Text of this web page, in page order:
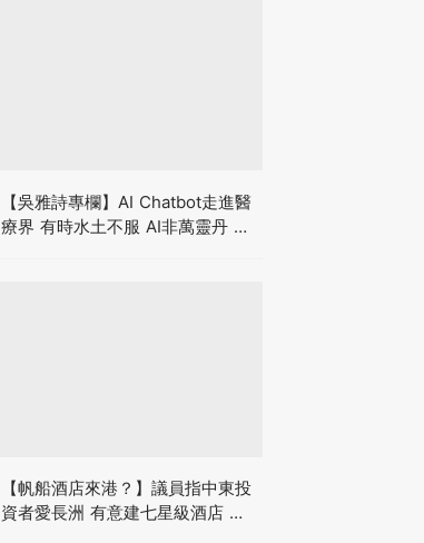
【吳雅詩專欄】AI Chatbot走進醫
療界 有時水土不服 AI非萬靈丹 是
【帆船酒店來港？】議員指中東投
資者愛長洲 有意建七星級酒店 望